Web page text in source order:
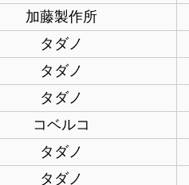
加藤製作所
タダノ
タダノ
タダノ
コベルコ
タダノ
タダノ